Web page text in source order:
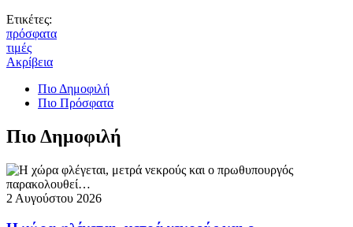
Ετικέτες:
πρόσφατα
τιμές
Ακρίβεια
Πιο Δημοφιλή
Πιο Πρόσφατα
Πιο Δημοφιλή
2 Αυγούστου 2026